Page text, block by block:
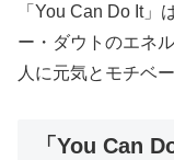
「You Can Do It」
ー・ダウトのエネ
人に元気とモチベ
「You Can